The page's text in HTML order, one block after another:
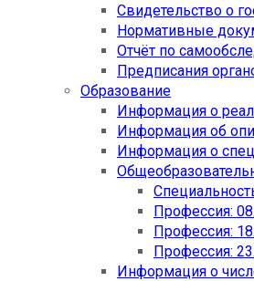
Свидетельство о
Нормативные
Отчёт по
Предписания
Образование
Информация о
Информация об
Информация о
Профессия:
Профессия:
Профессия:
Информация о